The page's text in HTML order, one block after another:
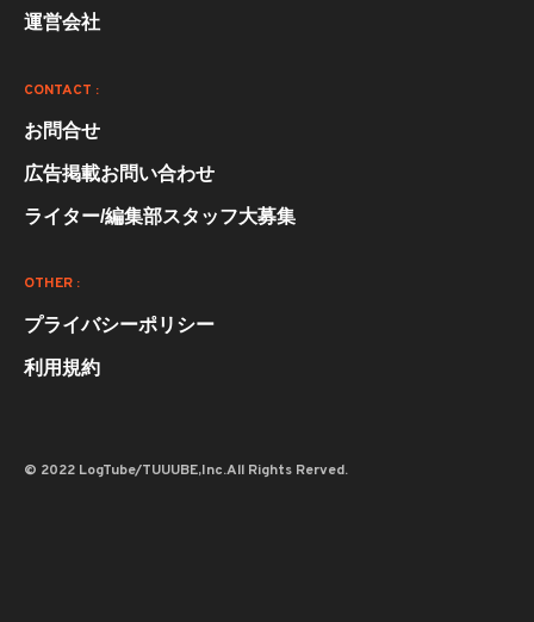
運営会社
CONTACT :
お問合せ
広告掲載お問い合わせ
ライター/編集部スタッフ大募集
OTHER :
プライバシーポリシー
利用規約
© 2022 LogTube/TUUUBE,Inc.All Rights Rerved.